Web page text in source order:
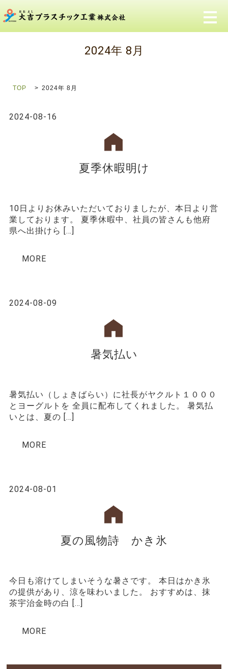
メ
2024年 8月
TOP 2024年 8月
2024-08-16
夏季休暇明け
10日よりお休みいただいておりましたが、本日より営
業しております。 夏季休暇中、社員の皆さんも他府
県へ出掛けら […]
MORE
2024-08-09
暑気払い
暑気払い（しょきばらい）に社長がヤクルト１０００
とヨーグルトを 全員に配布してくれました。 暑気払
いとは、夏の […]
MORE
2024-08-01
夏の風物詩 かき氷
今日も溶けてしまいそうな暑さです。 本日はかき氷
の提供があり、涼を味わいました。 おすすめは、抹
茶宇治金時の白 […]
MORE